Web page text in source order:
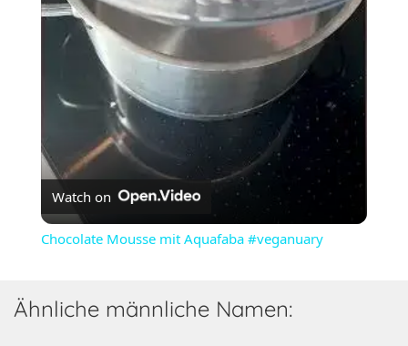
Video
Watch on
Chocolate Mousse mit Aquafaba #veganuary
Ähnliche männliche Namen: